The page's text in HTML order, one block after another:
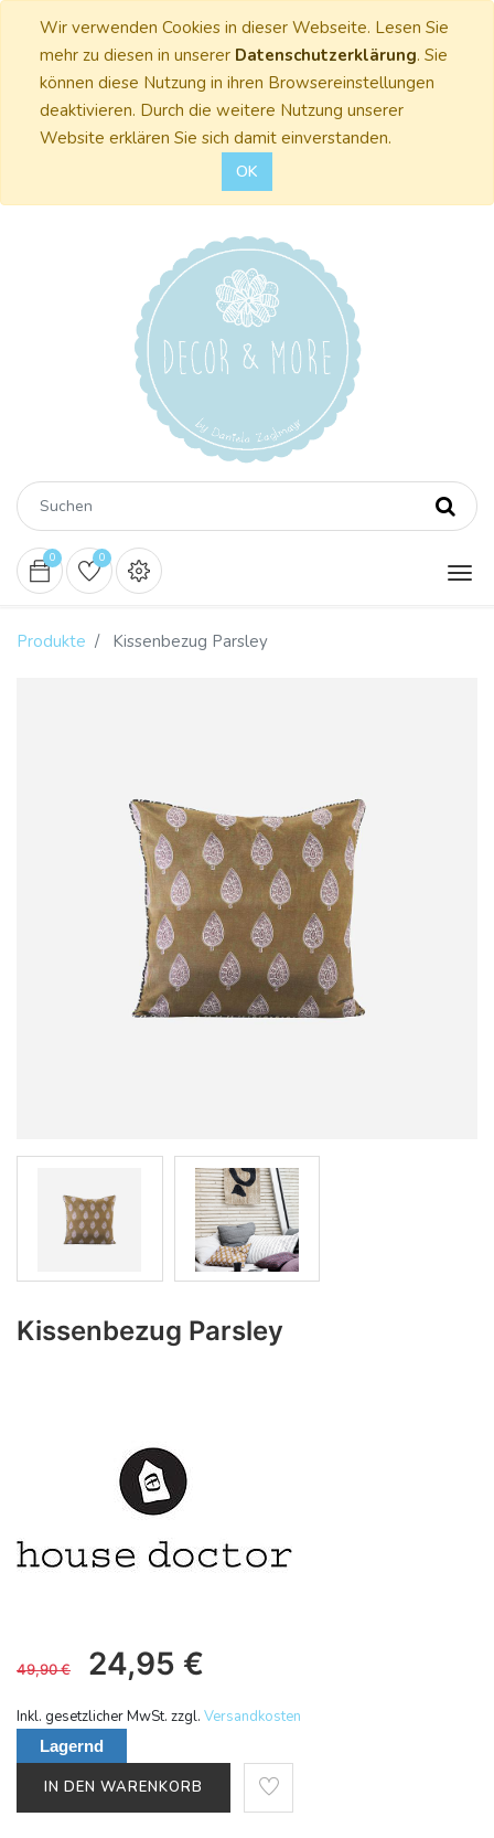
Wir verwenden Cookies in dieser Webseite. Lesen Sie
mehr zu diesen in unserer Datenschutzerklärung. Sie
können diese Nutzung in ihren Browsereinstellungen
deaktivieren. Durch die weitere Nutzung unserer
Website erklären Sie sich damit einverstanden.
OK
0 0
Produkte Kissenbezug Parsley
Kissenbezug Parsley
49,90€ 24,95 €
Inkl. gesetzlicher MwSt. zzgl. Versandkosten
Lagernd
IN DEN WARENKORB